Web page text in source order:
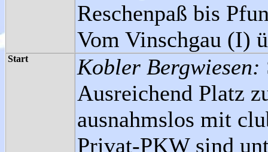
Reschenpaß bis
Vom Vinschgau (I)
Start Kobler Bergwiesen:
Ausreichend Platz
ausnahmslos mit
Privat-PKW sind